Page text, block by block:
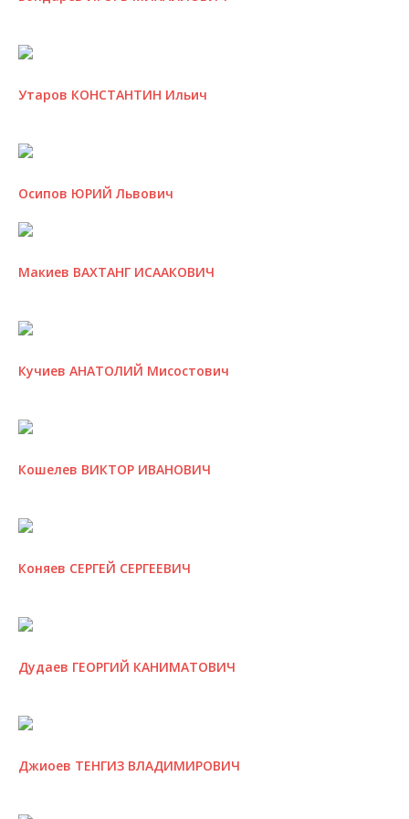
Утаров КОНСТАНТИН Ильич
Осипов ЮРИЙ Львович
Макиев ВАХТАНГ ИСААКОВИЧ
Кучиев АНАТОЛИЙ Мисостович
Кошелев ВИКТОР ИВАНОВИЧ
Коняев СЕРГЕЙ СЕРГЕЕВИЧ
Дудаев ГЕОРГИЙ КАНИМАТОВИЧ
Джиоев ТЕНГИЗ ВЛАДИМИРОВИЧ